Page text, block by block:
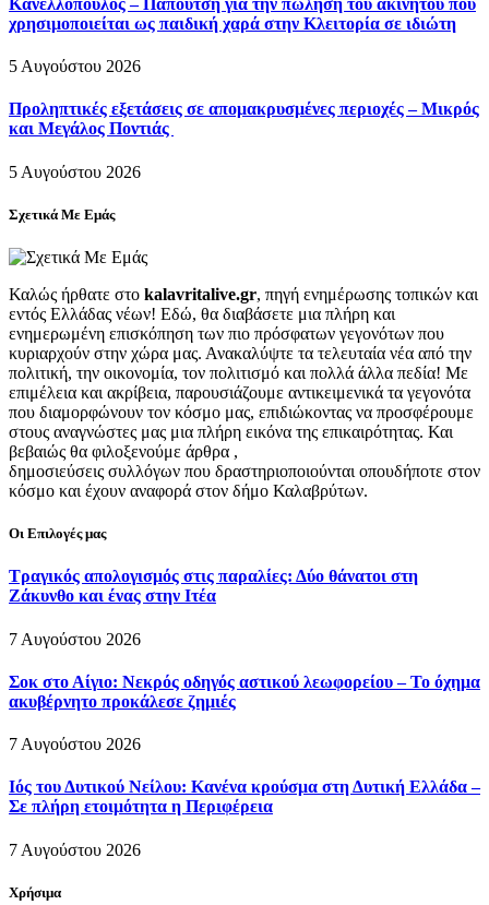
χρησιμοποιείται ως παιδική χαρά στην Κλειτορία σε ιδιώτη
5 Αυγούστου 2026
Προληπτικές εξετάσεις σε απομακρυσμένες περιοχές – Μικρός
και Μεγάλος Ποντιάς
5 Αυγούστου 2026
Σχετικά Με Εμάς
Καλώς ήρθατε στο kalavritalive.gr, πηγή ενημέρωσης τοπικών και
εντός Ελλάδας νέων! Εδώ, θα διαβάσετε μια πλήρη και
ενημερωμένη επισκόπηση των πιο πρόσφατων γεγονότων που
κυριαρχούν στην χώρα μας. Ανακαλύψτε τα τελευταία νέα από την
πολιτική, την οικονομία, τον πολιτισμό και πολλά άλλα πεδία! Με
επιμέλεια και ακρίβεια, παρουσιάζουμε αντικειμενικά τα γεγονότα
που διαμορφώνουν τον κόσμο μας, επιδιώκοντας να προσφέρουμε
στους αναγνώστες μας μια πλήρη εικόνα της επικαιρότητας. Και
βεβαιώς θα φιλοξενούμε άρθρα ,
δημοσιεύσεις συλλόγων που δραστηριοποιούνται οπουδήποτε στον
κόσμο και έχουν αναφορά στον δήμο Καλαβρύτων.
Οι Επιλογές μας
Τραγικός απολογισμός στις παραλίες: Δύο θάνατοι στη
Ζάκυνθο και ένας στην Ιτέα
7 Αυγούστου 2026
Σοκ στο Αίγιο: Νεκρός οδηγός αστικού λεωφορείου – Το όχημα
ακυβέρνητο προκάλεσε ζημιές
7 Αυγούστου 2026
Ιός του Δυτικού Νείλου: Κανένα κρούσμα στη Δυτική Ελλάδα –
Σε πλήρη ετοιμότητα η Περιφέρεια
7 Αυγούστου 2026
Χρήσιμα